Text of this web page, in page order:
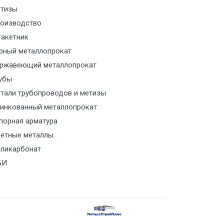
за МКАД
с транспортным
с транспортным
с транспортным
металлопрокат
металлопрокат
трубопроводов и метизы
металлопрокат
арматура
металлы